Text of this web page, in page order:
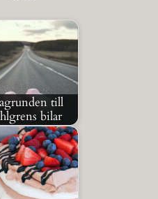
till
bilar